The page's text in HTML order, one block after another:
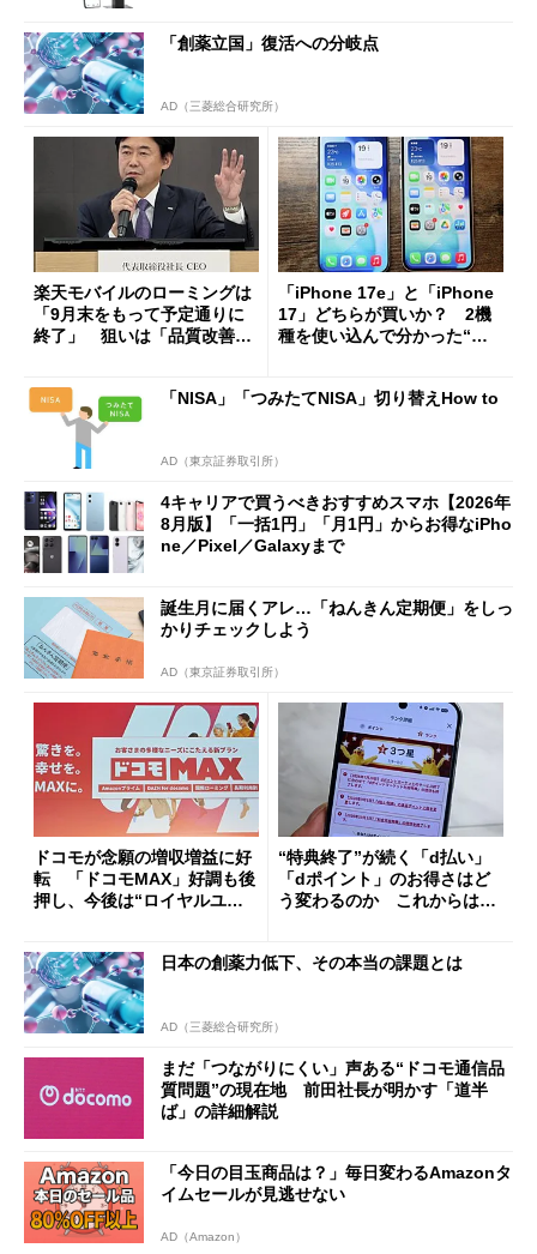
「創薬立国」復活への分岐点
AD（三菱総合研究所）
楽天モバイルのローミングは
「9月末をもって予定通りに
終了」 狙いは「品質改善」
も
「iPhone 17e」と「iPhone
17」どちらが買いか？ 2機
種を使い込んで分かった“ス
「NISA」「つみたてNISA」切り替えHow to
AD（東京証券取引所）
4キャリアで買うべきおすすめスマホ【2026年
8月版】「一括1円」「月1円」からお得なiPho
ne／Pixel／Galaxyまで
誕生月に届くアレ…「ねんきん定期便」をしっ
かりチェックしよう
AD（東京証券取引所）
ドコモが念願の増収増益に好
転 「ドコモMAX」好調も後
押し、今後は“ロイヤルユー
“特典終了”が続く「d払い」
「dポイント」のお得さはど
う変わるのか これからは
日本の創薬力低下、その本当の課題とは
AD（三菱総合研究所）
まだ「つながりにくい」声ある“ドコモ通信品
質問題”の現在地 前田社長が明かす「道半
ば」の詳細解説
「今日の目玉商品は？」毎日変わるAmazonタ
イムセールが見逃せない
AD（Amazon）